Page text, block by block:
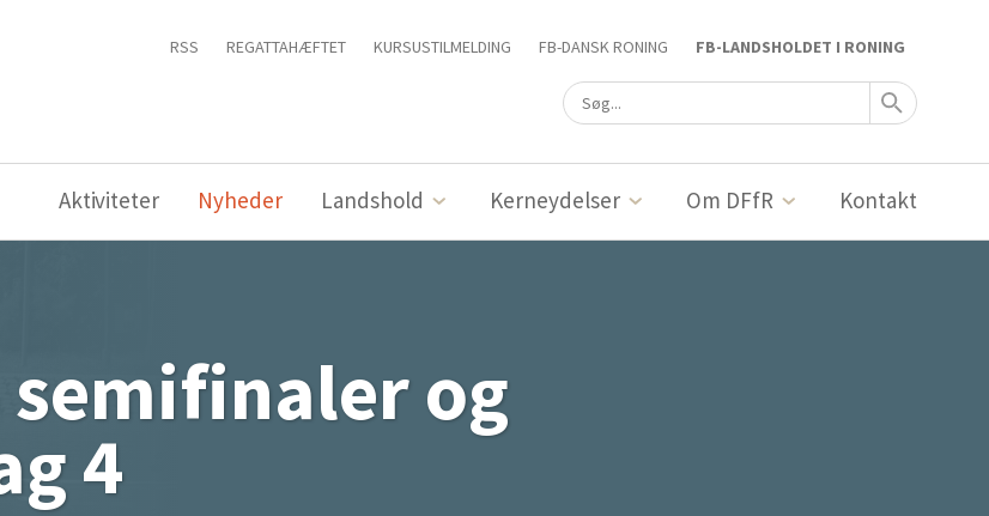
RSS REGATTAHÆFTET KURSUSTILMELDING FB-DANSK RONING FB-LANDSHOLDET I RONING
Aktiviteter Nyheder Landshold Kerneydelser Om DFfR Kontakt
semifinaler og
4